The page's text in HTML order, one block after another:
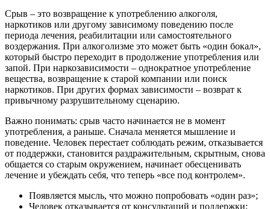
Срыв – это возвращение к употреблению алкоголя,
наркотиков или другому зависимому поведению после
периода лечения, реабилитации или самостоятельного
воздержания. При алкоголизме это может быть «один бокал»,
который быстро переходит в продолжение употребления или
запой. При наркозависимости – однократное употребление
вещества, возвращение к старой компании или поиск
наркотиков. При других формах зависимости – возврат к
привычному разрушительному сценарию.
Важно понимать: срыв часто начинается не в момент
употребления, а раньше. Сначала меняется мышление и
поведение. Человек перестает соблюдать режим, отказывается
от поддержки, становится раздражительным, скрытным, снова
общается со старым окружением, начинает обесценивать
лечение и убеждать себя, что теперь «все под контролем».
Появляется мысль, что можно попробовать «один раз»;
Человек отказывается от консультаций и поддержки;